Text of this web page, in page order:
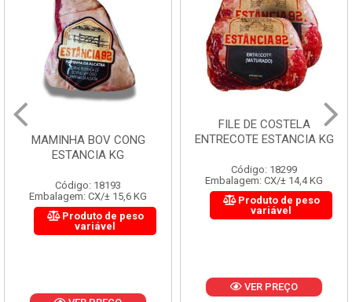
MAMINHA BOV CONG
ESTANCIA KG
Código: 18193
Embalagem: CX/± 15,6 KG
Produto de peso
variável
FILE DE COSTELA
ENTRECOTE ESTANCIA KG
Código: 18299
Embalagem: CX/± 14,4 KG
Produto de peso
variável
VER PREÇO